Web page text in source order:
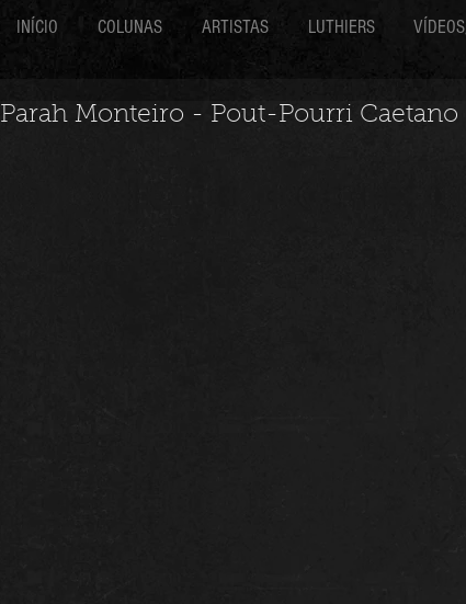
INÍCIO COLUNAS ARTISTAS LUTHIERS
Parah Monteiro - Pout-Pourri Caetano